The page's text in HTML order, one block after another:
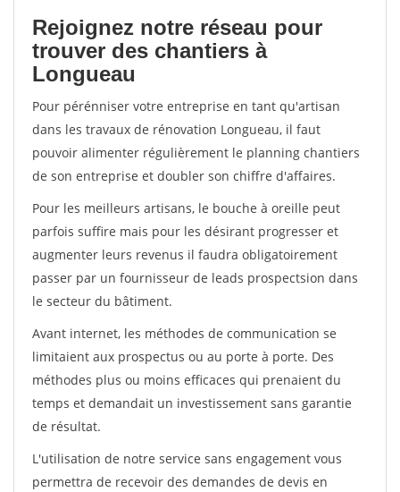
Rejoignez notre réseau pour
trouver des chantiers à
Longueau
Pour pérénniser votre entreprise en tant qu'artisan
dans les travaux de rénovation Longueau, il faut
pouvoir alimenter régulièrement le planning chantiers
de son entreprise et doubler son chiffre d'affaires.
Pour les meilleurs artisans, le bouche à oreille peut
parfois suffire mais pour les désirant progresser et
augmenter leurs revenus il faudra obligatoirement
passer par un fournisseur de leads prospectsion dans
le secteur du bâtiment.
Avant internet, les méthodes de communication se
limitaient aux prospectus ou au porte à porte. Des
méthodes plus ou moins efficaces qui prenaient du
temps et demandait un investissement sans garantie
de résultat.
L'utilisation de notre service sans engagement vous
permettra de recevoir des demandes de devis en